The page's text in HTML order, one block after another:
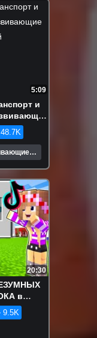
5:09
и
48.7K
20:30
в
9.5K